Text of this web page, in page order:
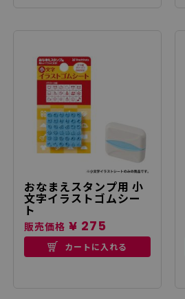
おなまえスタンプ用 小
文字イラストゴムシー
ト
販売価格 ¥ 275
カートに入れる